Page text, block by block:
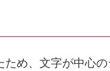
め、文字が中心